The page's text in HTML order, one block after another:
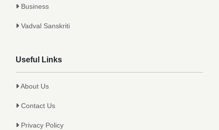
Business
Vadval Sanskriti
Useful Links
About Us
Contact Us
Privacy Policy